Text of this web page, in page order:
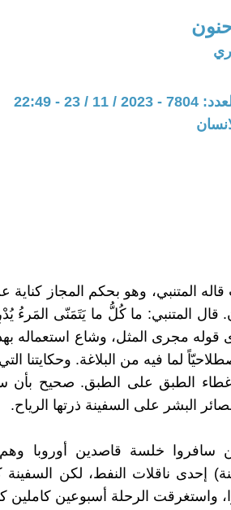
23 - 22:49
المتنبي، وهو بحكم المجاز كناية
قال المتنبي: ما كُلُّ ما يَتَمَنّى المَرءُ
قوله مجرى المثل، وشاع استعماله
لما فيه من البلاغة. وحكايتنا
غطاء الطبق على الطبق. صحيح بأن
البشر على السفينة ذرتها الرياح.
سافروا خلسة قاصدين أوروبا
إحدى ناقلات النفط، لكن
واستغرقت الرحلة أسبوعين كاملين